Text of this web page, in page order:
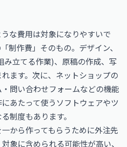
な費用は対象になりやすいで
制作費」そのもの。デザイン、
み立てる作業)、原稿の作成、写
ます。次に、ネットショップの
問い合わせフォームなどの機能
あたって使うソフトウェアやツ
制度もあります。
から作ってもらうために外注先
象に含められる可能性が高い、